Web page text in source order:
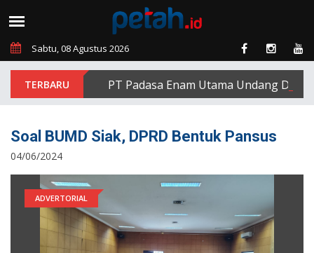
Sabtu, 08 Agustus 2026
PT Padasa Enam Utama Undang
Soal BUMD Siak, DPRD Bentuk Pansus
04/06/2024
ADVERTORIAL